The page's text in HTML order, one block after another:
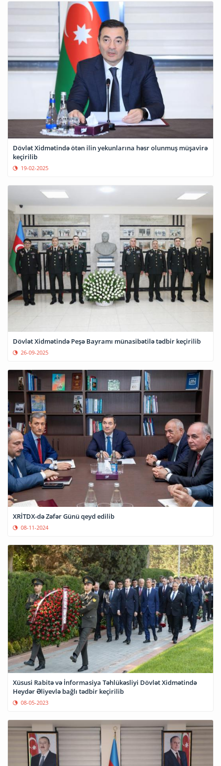
Dövlət Xidmətində ötən ilin yekunlarına həsr olunmuş müşavirə
keçirilib
19-02-2025
Dövlət Xidmətində Peşə Bayramı münasibətilə tədbir keçirilib
26-09-2025
XRİTDX-də Zəfər Günü qeyd edilib
08-11-2024
Xüsusi Rabitə və İnformasiya Təhlükəsliyi Dövlət Xidmətində
Heydər Əliyevlə bağlı tədbir keçirilib
08-05-2023